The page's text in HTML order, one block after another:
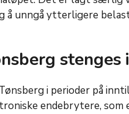
å unngå ytterligere
stenges
i perioder på
endebrytere, som